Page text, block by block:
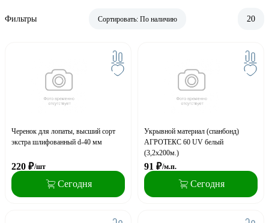
Фильтры Сортировать: По наличию 20
Черенок для лопаты, высший сорт
экстра шлифованный d-40 мм
220 ₽/шт
Сегодня
Укрывной материал (спанбонд)
АГРОТЕКС 60 UV белый
(3,2х200м.)
91 ₽/м.п.
Сегодня